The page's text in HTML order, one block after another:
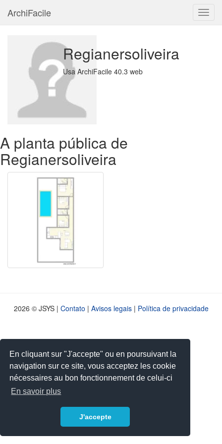
En cliquant sur "J'accepte" ou en poursuivant la
navigation sur ce site, vous acceptez les cookie
nécessaires au bon fonctionnement de celui-ci
En savoir plus
J'accepte
ArchiFacile
Regianersoliveira
Usa ArchiFacile 40.3 web
A planta pública de
Regianersoliveira
2026 © JSYS | Contato | Avisos legais| Política de privacidade